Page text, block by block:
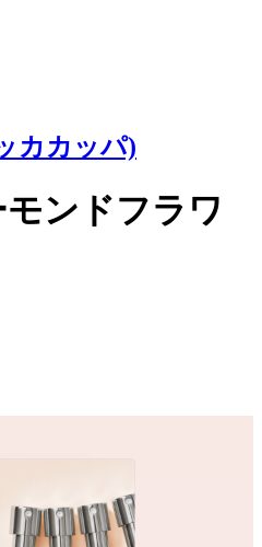
カカッパ)
ンドフラワ